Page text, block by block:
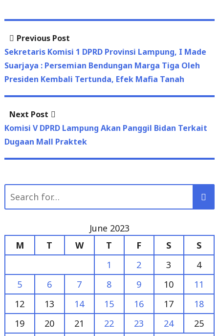
Post
navigation
Previous PostPrevious
post:
Sekretaris Komisi 1 DPRD Provinsi Lampung, I Made
Suarjaya : Persemian Bendungan Marga Tiga Oleh
Presiden Kembali Tertunda, Efek Mafia Tanah
Next Post
post:
Komisi V DPRD Lampung Akan Panggil Bidan Terkait
Dugaan Mall Praktek
for:
June 2023
M
T W T F S
S
1
2 3
4
5
6 7 8 9 10
11
12
13 14 15 16 17
18
19
20 21 22 23 24
25